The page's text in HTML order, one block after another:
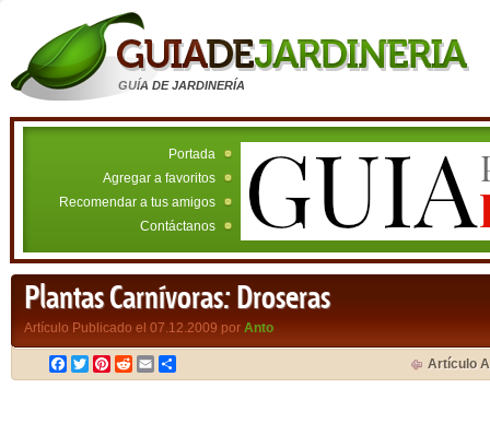
GUÍA DE JARDINERÍA
Portada
Agregar a favoritos
Recomendar a tus amigos
Contáctanos
Plantas Carnívoras: Droseras
Artículo Publicado el 07.12.2009 por Anto
Facebook
TwitterPinterest
RedditEmail Artículo